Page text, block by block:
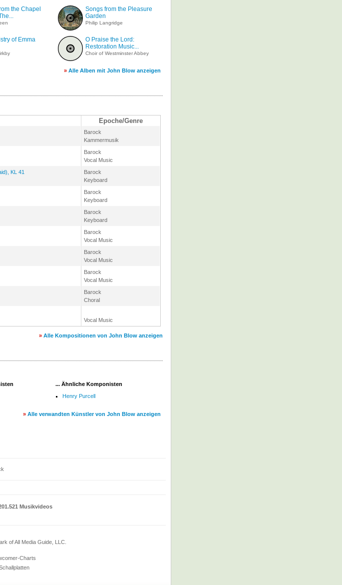
the Chapel
Songs from the Pleasure
Garden
Philip Langridge
of Emma
O Praise the Lord:
Restoration Music...
Choir of Westminster Abbey
» Alle Alben mit John Blow anzeigen
Epoche/Genre
Barock
Kammermusik
Barock
Vocal Music
KL 41
Barock
Keyboard
Barock
Keyboard
Barock
Keyboard
Barock
Vocal Music
Barock
Vocal Music
Barock
Vocal Music
Barock
Choral
Vocal Music
» Alle Kompositionen von John Blow anzeigen
... Ähnliche Komponisten
Henry Purcell
» Alle verwandten Künstler von John Blow anzeigen
Musikvideos
of All Media Guide, LLC.
Charts